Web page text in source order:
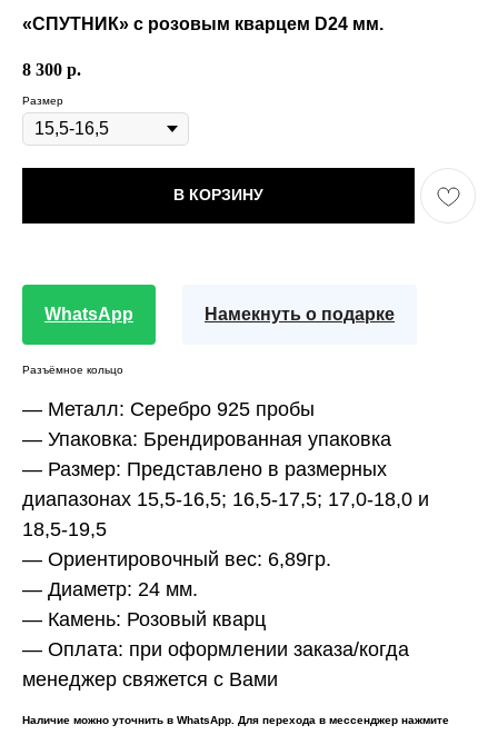
«СПУТНИК» с розовым кварцем D24 мм.
8 300 р.
Размер
В КОРЗИНУ
WhatsApp Намекнуть о подарке
Разъёмное кольцо
— Металл: Серебро 925 пробы
— Упаковка: Брендированная упаковка
— Размер: Представлено в размерных
диапазонах 15,5-16,5; 16,5-17,5; 17,0-18,0 и
18,5-19,5
— Ориентировочный вес: 6,89гр.
— Диаметр: 24 мм.
— Камень: Розовый кварц
— Оплата: при оформлении заказа/когда
менеджер свяжется с Вами
Наличие можно уточнить в WhatsApp. Для перехода в мессенджер нажмите